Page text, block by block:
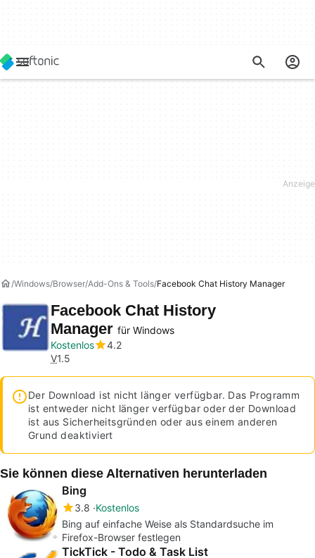
Windows Browser Add-Ons & Tools Facebook Chat History Manager
Facebook Chat History
Manager für Windows
Kostenlos
4.2
V1.5
Der Download ist nicht länger verfügbar. Das Programm
ist entweder nicht länger verfügbar oder der Download
ist aus Sicherheitsgründen oder aus einem anderen
Grund deaktiviert
Sie können diese Alternativen herunterladen
Bing
3.8 Kostenlos
Bing auf einfache Weise als Standardsuche im
Firefox-Browser festlegen
TickTick - Todo & Task List